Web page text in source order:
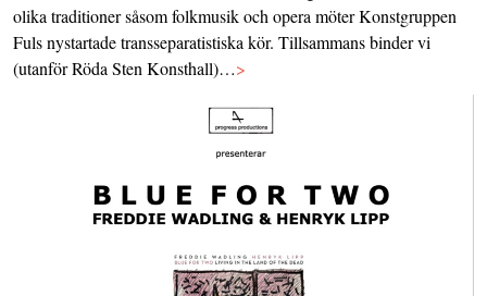
olika traditioner såsom folkmusik och opera möter Konstgruppen
Fuls nystartade transseparatistiska kör. Tillsammans binder vi
(utanför Röda Sten Konsthall)…>